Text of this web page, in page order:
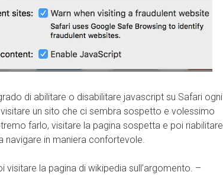
di abilitare o disabilitare javascript su Safari ogni
un sito che ci sembra sospetto e volessimo
farlo, visitare la pagina sospetta e poi riabilitare
navigare in maniera confortevole.
la pagina di wikipedia sull’argomento. –